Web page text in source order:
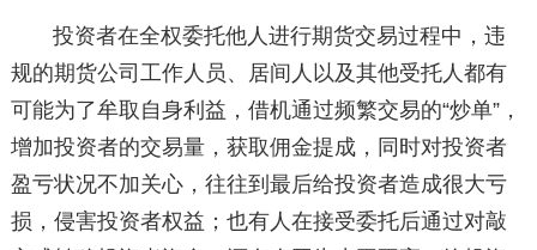
投资者在全权委托他人进行期货交易过程中，违
规的期货公司工作人员、居间人以及其他受托人都有
可能为了牟取自身利益，借机通过频繁交易的“炒单”，
增加投资者的交易量，获取佣金提成，同时对投资者
盈亏状况不加关心，往往到最后给投资者造成很大亏
损，侵害投资者权益；也有人在接受委托后通过对敲